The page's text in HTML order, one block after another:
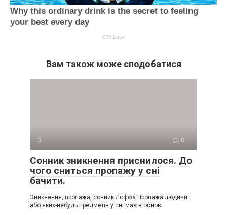
Вам також може сподобатися
З 0
Сонник зникнення приснилося. До
чого сниться пропажу у сні
бачити.
Зникнення, пропажа, сонник Лоффа Пропажа людини
або яких-небудь предметів у сні має в основі